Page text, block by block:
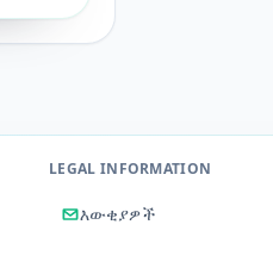
LEGAL INFORMATION
እውቂያዎች